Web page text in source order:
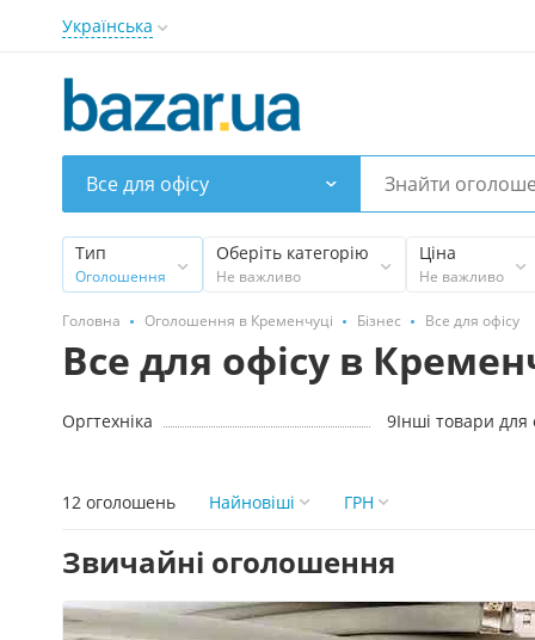
Українська
Все для офісу
Тип
Оголошення
Оберіть категорію
Не важливо
Ціна
Не важливо
Головна Оголошення в Кременчуці Бізнес Все для офісу
Все для офісу в
Оргтехніка 9Інші товари для
12 оголошень Найновіші ГРН
Звичайні оголошення